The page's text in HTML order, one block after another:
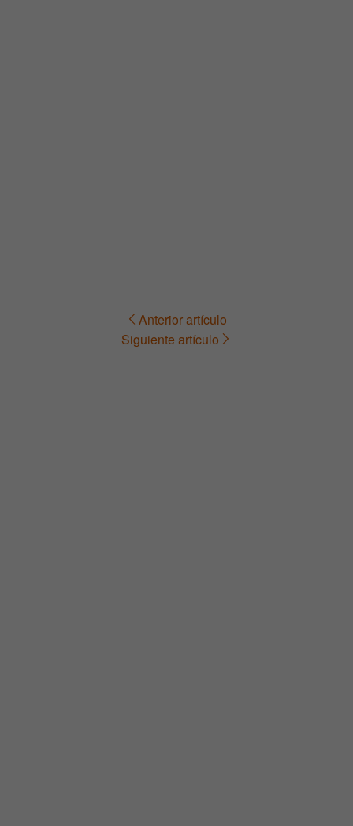
Navegación Anterior artículo
Siguiente artículo